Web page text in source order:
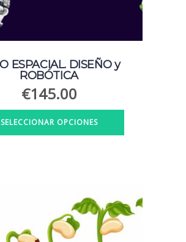
ESPACIAL. DISEÑO y
ROBÓTICA
€145.00
SELECCIONAR OPCIONES
variantes.
opciones
se